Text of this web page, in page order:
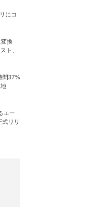
にコ
換
ト、
間37%
エー
リリ